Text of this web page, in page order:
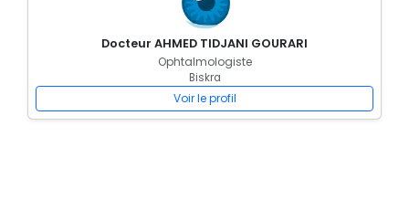
Docteur AHMED TIDJANI GOURARI
Ophtalmologiste
Biskra
Voir le profil